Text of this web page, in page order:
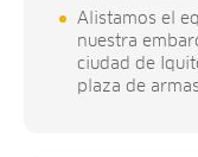
Alistamos el
nuestra
ciudad de
plaza de armas.